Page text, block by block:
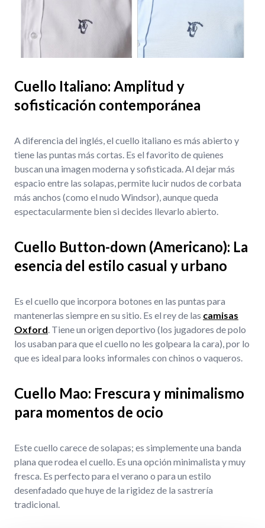
Cuello Italiano: Amplitud y
sofisticación contemporánea
A diferencia del inglés, el cuello italiano es más abierto y
tiene las puntas más cortas. Es el favorito de quienes
buscan una imagen moderna y sofisticada. Al dejar más
espacio entre las solapas, permite lucir nudos de corbata
más anchos (como el nudo Windsor), aunque queda
espectacularmente bien si decides llevarlo abierto.
Cuello Button-down (Americano): La
esencia del estilo casual y urbano
Es el cuello que incorpora botones en las puntas para
mantenerlas siempre en su sitio. Es el rey de las camisas
Oxford. Tiene un origen deportivo (los jugadores de polo
los usaban para que el cuello no les golpeara la cara), por lo
que es ideal para looks informales con chinos o vaqueros.
Cuello Mao: Frescura y minimalismo
para momentos de ocio
Este cuello carece de solapas; es simplemente una banda
plana que rodea el cuello. Es una opción minimalista y muy
fresca. Es perfecto para el verano o para un estilo
desenfadado que huye de la rigidez de la sastrería
tradicional.